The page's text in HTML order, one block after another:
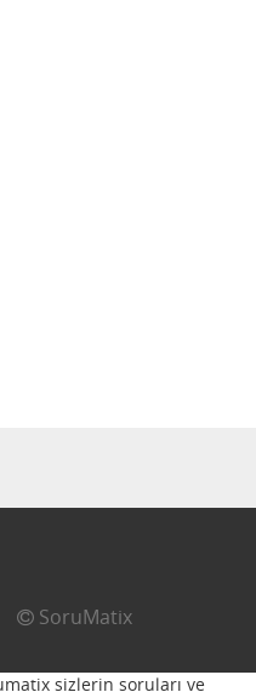
SoruMatix
sizlerin soruları ve